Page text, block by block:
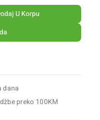
U Korpu
dana
preko 100KM